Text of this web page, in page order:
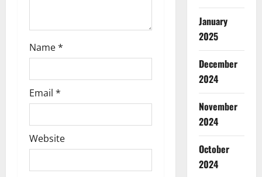
Name*
Email *
Website
January
2025
December
2024
November
2024
October
2024